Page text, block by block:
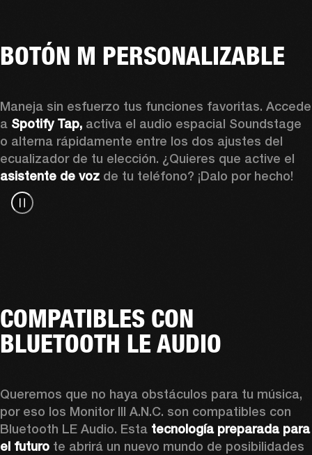
BOTÓN M PERSONALIZABLE
Maneja sin esfuerzo tus funciones favoritas. Accede
a Spotify Tap, activa el audio espacial Soundstage
o alterna rápidamente entre los dos ajustes del
asistente de voz de tu teléfono? ¡Dalo por hecho!
COMPATIBLES CON
BLUETOOTH LE AUDIO
Queremos que no haya obstáculos para tu música,
por eso los Monitor III A.N.C. son compatibles con
Bluetooth LE Audio. Esta tecnología preparada para
el futuro te abrirá un nuevo mundo de posibilidades